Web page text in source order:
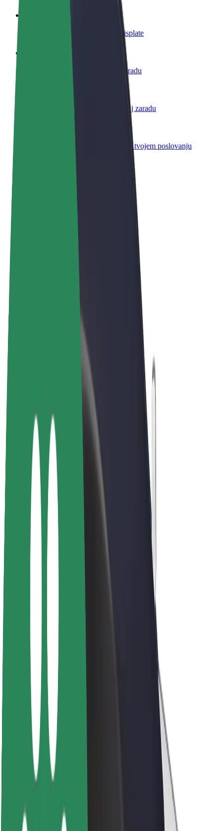
Dostavljaj hranu i primaj tjedne isplate
Dosegni više kupaca i povećaj zaradu
Dodaj svoju flotu na Bolt i povećaj zaradu
Bolt for Business
Bolt proizvodi i usluge prilagođeni tvojem poslovanju
Bolt Plus
Zarađuj uz Bolt
Vozači
Zarada vozača
Dostavljači
Zarada dostavljača
Bolt Food trgovci
Flote
Projekt nula
Blog
Novosti
Smjernice za brend
Misija
Odnosi s investitorima
Vodstvo
Brend